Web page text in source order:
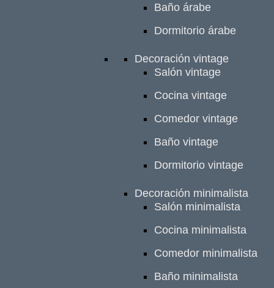
Baño árabe
Dormitorio árabe
Decoración vintage
Salón vintage
Cocina vintage
Comedor vintage
Baño vintage
Dormitorio vintage
Decoración minimalista
Salón minimalista
Cocina minimalista
Comedor minimalista
Baño minimalista